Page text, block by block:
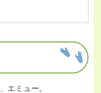
エミュー。